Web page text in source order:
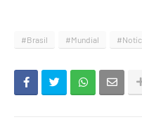
#Brasil #Mundial